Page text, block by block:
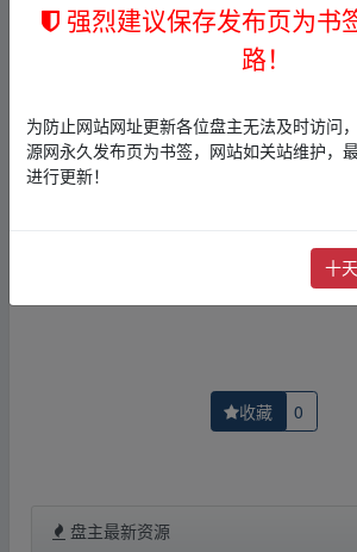
介绍展示帖子， 本站不存储任何实质资源
2，本文内容仅代表作者本人观点，不代
关资源。
4，如您认为本站任何介绍帖侵犯了您的
版权投诉
【夸克网盘】【恐怖电影】恶魔的
【夸克网盘】[窃听风云][13部合集
收藏 0
盘主最新资源
强烈建议保存发布页为书
路！
为防止网站网址更新各位盘主无法及时访问
源网永久发布页为书签，网站如关站维护，
进行更新！
十